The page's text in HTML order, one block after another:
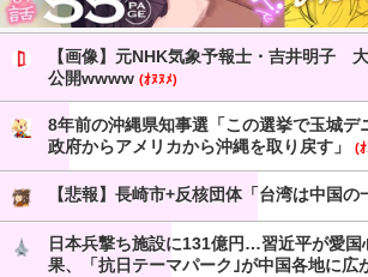
【画像】元NHK気象予報士・吉井明子
公開wwww (ｵﾇﾇﾒ)
8年前の沖縄県知事選「この選挙で玉城デ
政府からアメリカから沖縄を取り戻す」
(
【悲報】長崎市+反核団体「台湾は中国の
日本兵撃ち施設に131億円…習近平が愛国
果、「抗日テーマパーク｣が中国各地に広